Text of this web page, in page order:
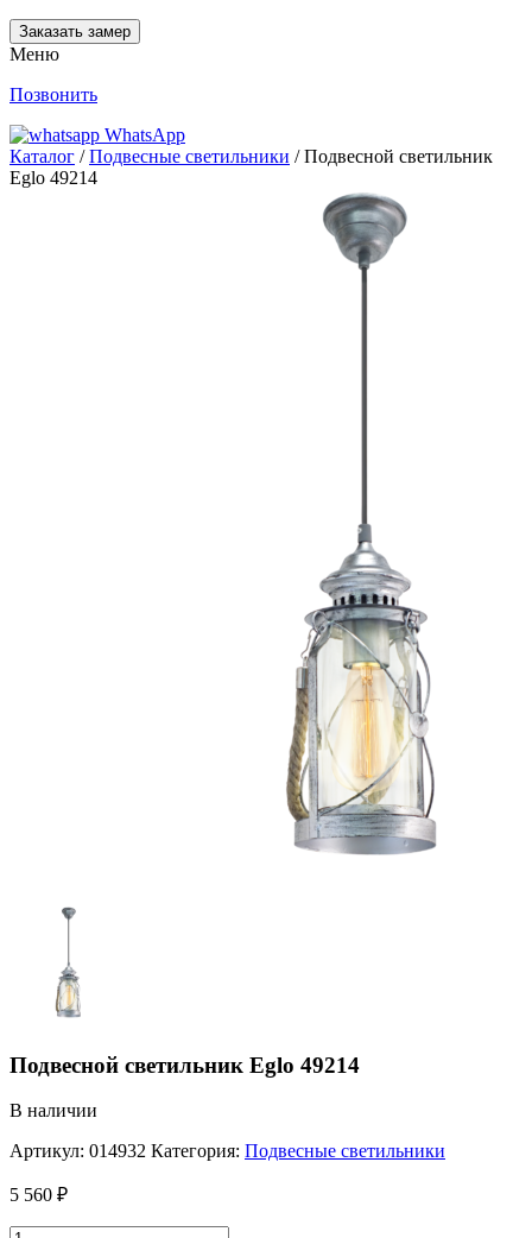
Заказать замер
Меню
Позвонить
WhatsApp
Каталог /Подвесные светильники / Подвесной светильник
Eglo 49214
Подвесной светильник Eglo 49214
В наличии
Артикул: 014932 Категория: Подвесные светильники
5 560 ₽